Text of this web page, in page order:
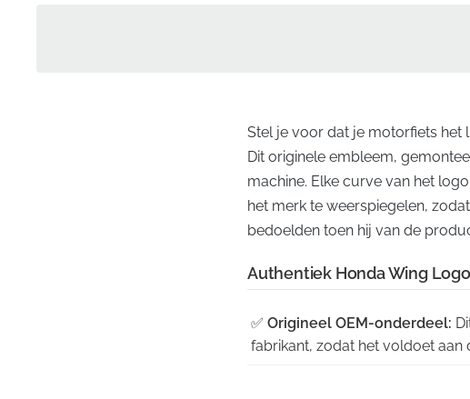
Stel je voor dat je motorfiets het
Dit originele embleem,
machine. Elke curve van het
het merk te weerspiegelen,
bedoelden toen hij van de
Authentiek Honda Wing
✅ Origineel OEM-onderdeel:
fabrikant, zodat het voldoet aan